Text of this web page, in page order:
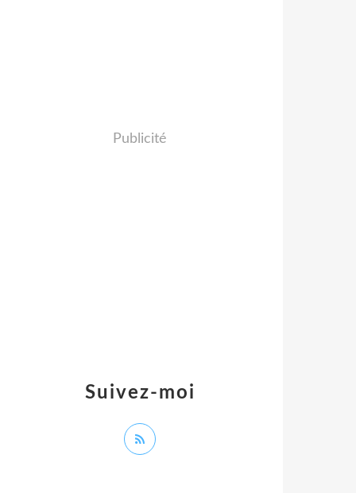
Suivez-moi
Publicité